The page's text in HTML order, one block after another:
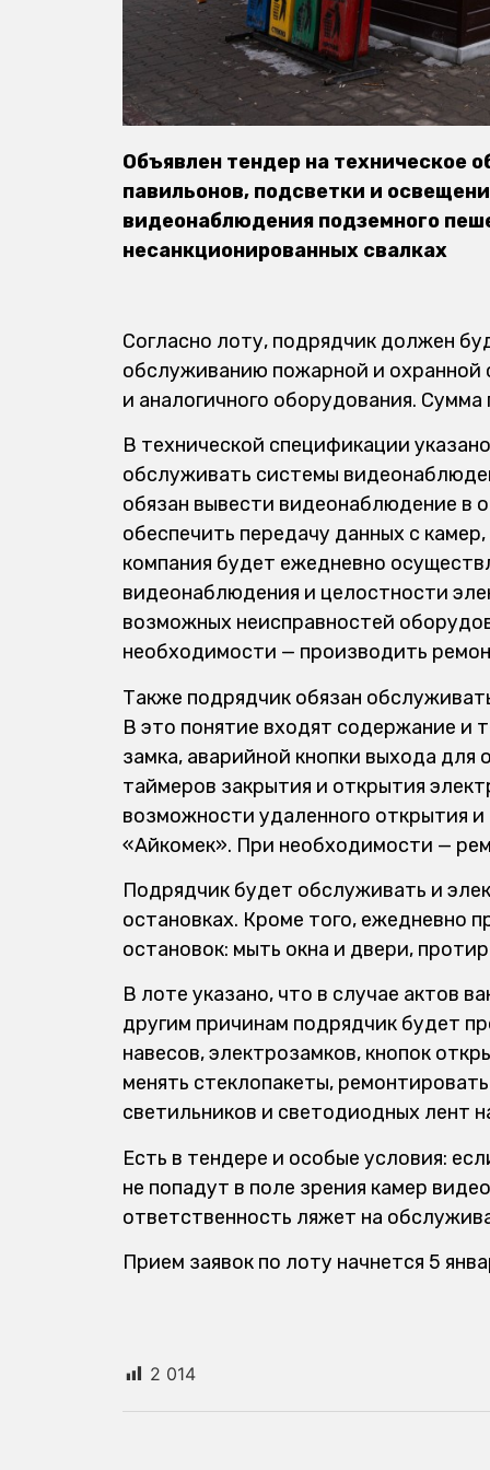
Объявлен тендер на техническое
павильонов, подсветки и
видеонаблюдения подземного
несанкционированных свалках
Согласно лоту, подрядчик должен
обслуживанию пожарной и охранной
и аналогичного оборудования. Сумма
В технической спецификации
обслуживать системы
обязан вывести видеонаблюдение в
обеспечить передачу данных с
компания будет ежедневно
видеонаблюдения и целостности
возможных неисправностей
необходимости — производить
Также подрядчик обязан
В это понятие входят содержание и
замка, аварийной кнопки выхода
таймеров закрытия и открытия
возможности удаленного открытия
«Айкомек». При необходимости —
Подрядчик будет обслуживать и
остановках. Кроме того, ежедневно
остановок: мыть окна и двери,
В лоте указано, что в случае актов
другим причинам подрядчик будет
навесов, электрозамков, кнопок
менять стеклопакеты,
светильников и светодиодных лент
Есть в тендере и особые условия:
не попадут в поле зрения камер
ответственность ляжет на
Прием заявок по лоту начнется 5
2 014